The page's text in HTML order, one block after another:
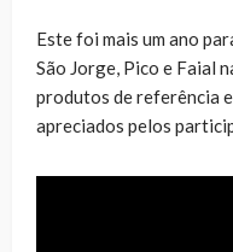
Este foi mais um ano
São Jorge, Pico e Faial
produtos de referência
apreciados pelos